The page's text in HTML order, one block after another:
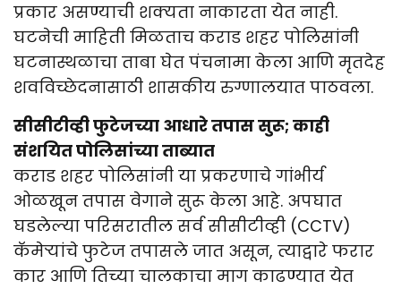
प्रकार असण्याची शक्यता नाकारता येत नाही.
घटनेची माहिती मिळताच कराड शहर पोलिसांनी
घटनास्थळाचा ताबा घेत पंचनामा केला आणि मृतदेह
शवविच्छेदनासाठी शासकीय रुग्णालयात पाठवला.
सीसीटीव्ही फुटेजच्या आधारे तपास सुरू; काही
संशयित पोलिसांच्या ताब्यात
कराड शहर पोलिसांनी या प्रकरणाचे गांभीर्य
ओळखून तपास वेगाने सुरू केला आहे. अपघात
घडलेल्या परिसरातील सर्व सीसीटीव्ही (CCTV)
कॅमेऱ्यांचे फुटेज तपासले जात असून, त्याद्वारे फरार
कार आणि तिच्या चालकाचा माग काढण्यात येत